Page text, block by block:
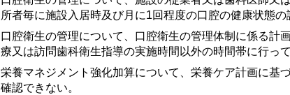
所者毎に施設入居時及び月に1回程度の口腔の健康状態
口腔衛生の管理について、口腔衛生の管理体制に係る計
療又は訪問歯科衛生指導の実施時間以外の時間帯に行っ
栄養マネジメント強化加算について、栄養ケア計画に基
確認できない。